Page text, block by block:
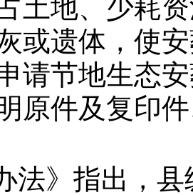
土地、少耗
或遗体，使
请节地生态
原件及复印
法》指出，